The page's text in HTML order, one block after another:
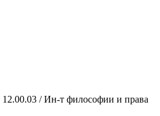
12.00.03 / Ин-т философии и права